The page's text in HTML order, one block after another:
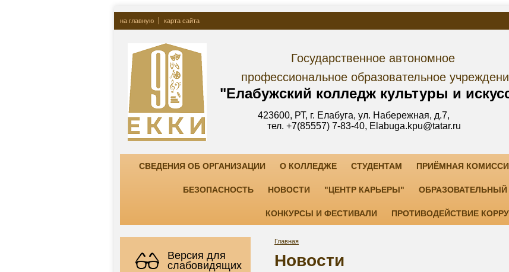
на главную карта сайта
Государственное автономное
профессиональное образовательное
"Елабужский колледж культуры и
423600, РТ, г. Елабуга, ул. Набережная, д.7,
тел. +7(85557) 7-83-40, Elabuga.kpu@tatar.ru
СВЕДЕНИЯ ОБ ОРГАНИЗАЦИИ О КОЛЛЕДЖЕ СТУДЕНТАМ ПРИЁМНАЯ
БЕЗОПАСНОСТЬ НОВОСТИ "ЦЕНТР КАРЬЕРЫ" ОБРАЗОВАТЕЛЬНЫЙ
КОНКУРСЫ И ФЕСТИВАЛИ ПРОТИВОДЕЙСТВИЕ
Версия для
слабовидящих
Главная
Новости